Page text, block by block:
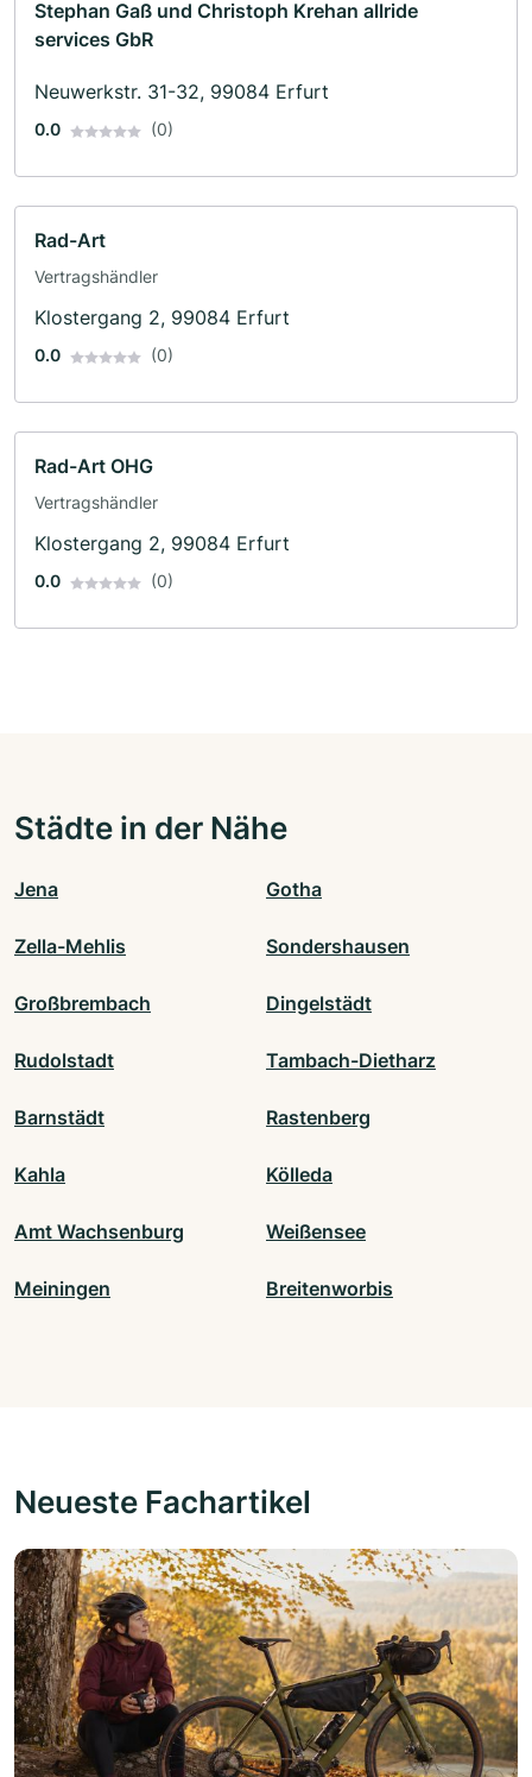
Stephan Gaß und Christoph Krehan allride
services GbR
Neuwerkstr. 31-32, 99084 Erfurt
0.0 (0)
Rad-Art
Vertragshändler
Klostergang 2, 99084 Erfurt
0.0 (0)
Rad-Art OHG
Vertragshändler
Klostergang 2, 99084 Erfurt
0.0 (0)
Städte in der Nähe
Jena Gotha
Zella-Mehlis Sondershausen
Großbrembach Dingelstädt
Rudolstadt Tambach-Dietharz
Barnstädt Rastenberg
Kahla Kölleda
Amt Wachsenburg Weißensee
Meiningen Breitenworbis
Neueste Fachartikel